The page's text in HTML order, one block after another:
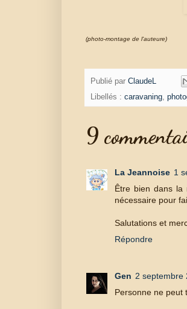
(photo-montage de l'auteure)
Publié par ClaudeL
Libellés : caravaning,
9
La Jeannoise 1
Être bien dans la
nécessaire pour
Salutations et
Répondre
Gen 2 septembre
Personne ne peut